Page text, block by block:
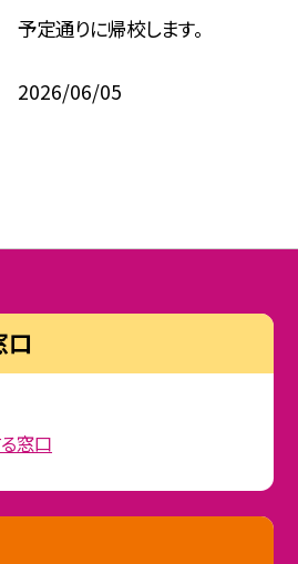
予定通りに帰校します。
2026/06/05
口
窓口